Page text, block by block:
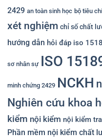
2429 an toàn sinh học bộ tiêu chí
xét nghiệm chỉ số chất
hướng dẫn hỏi đáp iso
sơ nhân sự ISO
minh chứng 2429 NCKH
Nghiên cứu khoa
kiểm nội kiểm nội kiểm tra
Phần mềm nội kiểm chất